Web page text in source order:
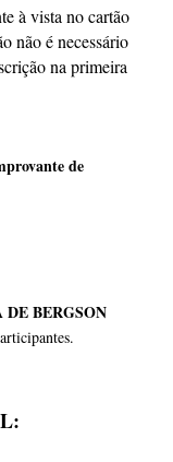
à vista no cartão
não é necessário
na primeira
de
BERGSON
.